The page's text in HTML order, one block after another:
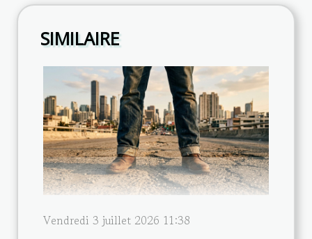
SIMILAIRE
Vendredi 3 juillet 2026 11:38